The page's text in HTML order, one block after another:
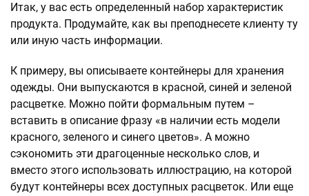
Итак, у вас есть определенный набор характеристик
продукта. Продумайте, как вы преподнесете клиенту ту
или иную часть информации.
К примеру, вы описываете контейнеры для хранения
одежды. Они выпускаются в красной, синей и зеленой
расцветке. Можно пойти формальным путем –
вставить в описание фразу «в наличии есть модели
красного, зеленого и синего цветов». А можно
сэкономить эти драгоценные несколько слов, и
вместо этого использовать иллюстрацию, на которой
будут контейнеры всех доступных расцветок. Или еще